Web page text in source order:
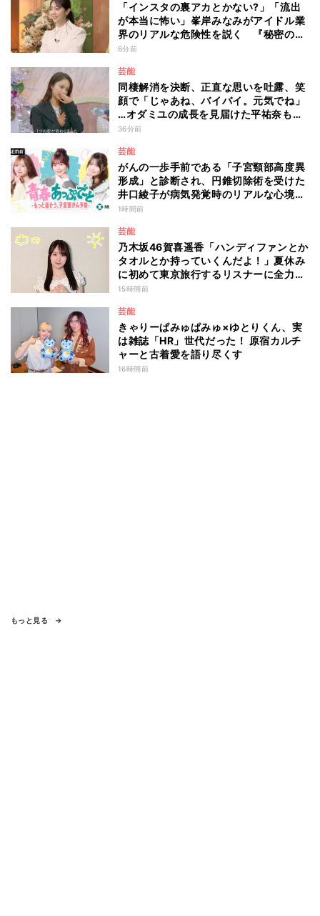
「インスタの裏アカとかない?」「流出
が本当に怖い」峯岸みなみがアイドル業
界のリアルな危険性を説く 『秘密のマ
マ園』特別編
6分前
芸能
同棲解消を決断、正直な思いを吐露、笑
顔で「じゃあね、バイバイ。元気でね」
…オダミユの成長を見届けた平祐奈も思
わず涙 『ガールオアレディ3』
36分前
芸能
がんの一歩手前である「子宮頸部高度異
形成」と診断され、円錐切除術を受けた
井口綾子が病気発覚時のリアルな心境や
葛藤を語る ABEMAトーク番組『青春
ん予防-』
1時間前
芸能
乃木坂46賀喜遥香「ハンディファンとか
タオルとか持っていくんだよ！」夏休み
に初めて東京旅行するリスナーに全力ア
ドバイス！
15時間前
芸能
きゃりーぱみゅぱみゅ×ゆとりくん、実
は雑誌「HR」世代だった！ 原宿カルチ
ャーと古着愛を語り尽くす
16時間前
もっと見る